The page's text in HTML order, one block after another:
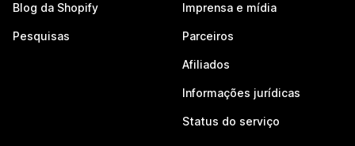
Blog da Shopify
Pesquisas
Imprensa e mídia
Parceiros
Afiliados
Informações jurídicas
Status do serviço